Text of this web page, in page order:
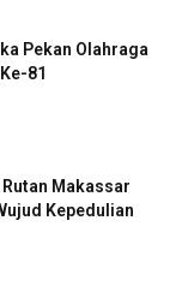
Pekan Olahraga
81
Makassar
Kepedulian